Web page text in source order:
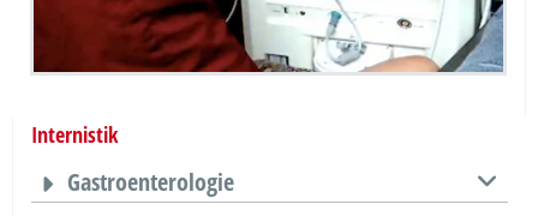
Internistik
Gastroenterologie